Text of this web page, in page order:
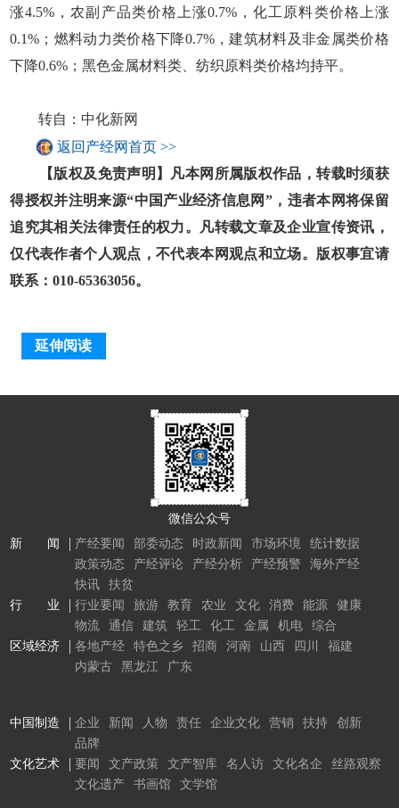
涨4.5%，农副产品类价格上涨0.7%，化工原料类价格上涨
0.1%；燃料动力类价格下降0.7%，建筑材料及非金属类价格
下降0.6%；黑色金属材料类、纺织原料类价格均持平。
转自：中化新网
返回产经网首页 >>
【版权及免责声明】凡本网所属版权作品，转载时须获
得授权并注明来源“中国产业经济信息网”，违者本网将保留
追究其相关法律责任的权力。凡转载文章及企业宣传资讯，
仅代表作者个人观点，不代表本网观点和立场。版权事宜请
联系：010-65363056。
延伸阅读
微信公众号
新 闻
产经要闻 部委动态 时政新闻 市场环境
统计数据
政策动态
产经评论 产经分析 产经预警
海外产经
快讯
扶贫
行 业
行业要闻 旅游 教育 农业 文化 消费 能源
健康
物流
通信 建筑 轻工 化工 金属 机电
综合
区域经济
各地产经 特色之乡 招商 河南 山西 四川
福建
内蒙古
黑龙江 广东
中国制造 企业 新闻 人物 责任 企业文化 营销 扶持
创新
品牌
文化艺术
要闻 文产政策 文产智库 名人访 文化名企
丝路观察
文化遗产
书画馆 文学馆